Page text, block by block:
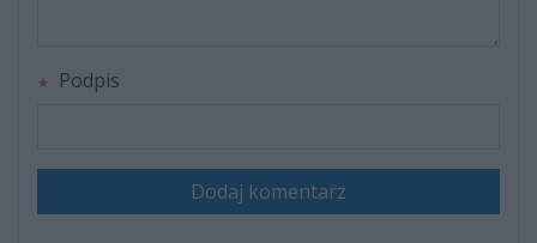
Podpis
Dodaj komentarz